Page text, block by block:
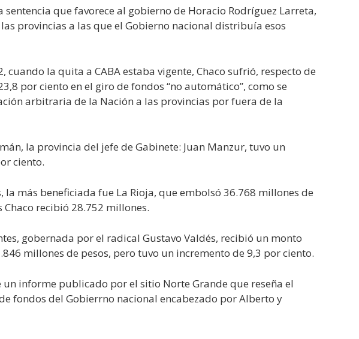
sentencia que favorece al gobierno de Horacio Rodríguez Larreta,
provincias a las que el Gobierno nacional distribuía esos
cuando la quita a CABA estaba vigente, Chaco sufrió, respecto de
por ciento en el giro de fondos “no automático”, como se
arbitraria de la Nación a las provincias por fuera de la
la provincia del jefe de Gabinete: Juan Manzur, tuvo un
ciento.
la más beneficiada fue La Rioja, que embolsó 36.768 millones de
recibió 28.752 millones.
gobernada por el radical Gustavo Valdés, recibió un monto
millones de pesos, pero tuvo un incremento de 9,3 por ciento.
un informe publicado por el sitio Norte Grande que reseña el
fondos del Gobierrno nacional encabezado por Alberto y